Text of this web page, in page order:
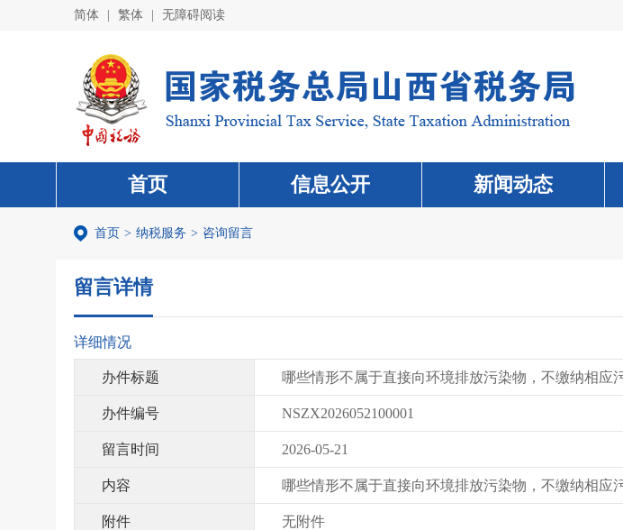
简体 繁体 无障碍阅读
首页 信息公开 新闻动态
首页 > 纳税服务 > 咨询留言
留言详情
详细情况
办件标题 哪些情形不属于直接向环境排放污染物，不缴纳相应
办件编号 NSZX2026052100001
留言时间 2026-05-21
内容 哪些情形不属于直接向环境排放污染物，不缴纳相应
附件 无附件